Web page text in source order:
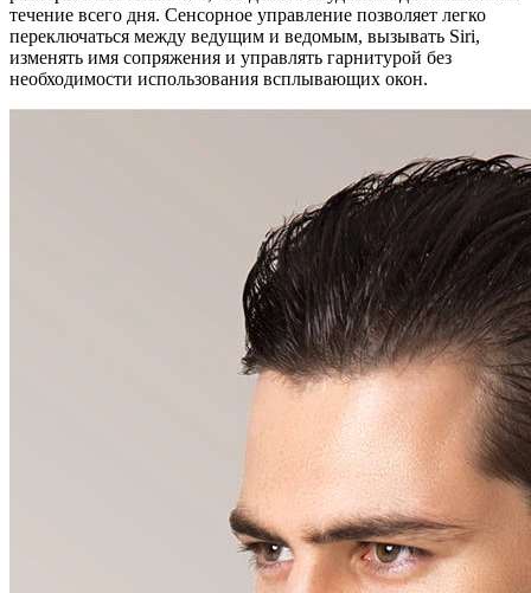
течение всего дня. Сенсорное управление позволяет легко
переключаться между ведущим и ведомым, вызывать Siri,
изменять имя сопряжения и управлять гарнитурой без
необходимости использования всплывающих окон.